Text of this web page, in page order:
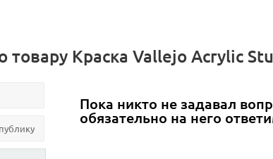
товару Краска Vallejo Acrylic
Пока никто не задавал
обязательно на него